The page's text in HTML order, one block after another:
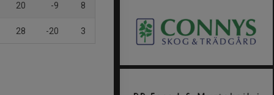
20 -9 8
28 -20 3